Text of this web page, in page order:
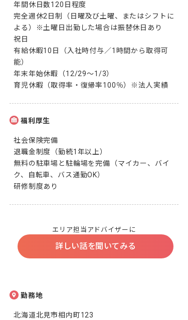
年間休日数120日程度
完全週休2日制（日曜及び土曜、またはシフトに
よる）※土曜日出勤した場合は振替休日あり
祝日
有給休暇10日（入社時付与／1時間から取得可
能）
年末年始休暇（12/29～1/3）
育児休暇（取得率・復帰率100％）※法人実績
福利厚生
社会保険完備
退職金制度（勤続1年以上）
無料の駐車場と駐輪場を完備（マイカー、バイ
ク、自転車、バス通勤OK）
研修制度あり
エリア担当アドバイザーに
詳しい話を聞いてみる
勤務地
北海道北見市相内町123